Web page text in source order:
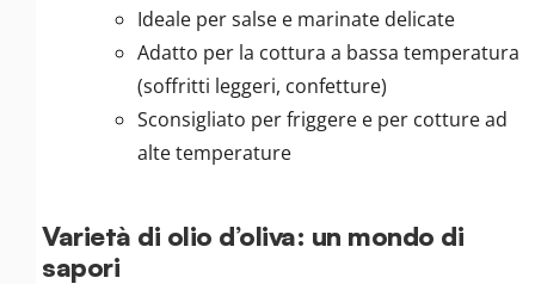
Ideale per salse e marinate delicate
Adatto per la cottura a bassa temperatura
(soffritti leggeri, confetture)
Sconsigliato per friggere e per cotture ad
alte temperature
Varietà di olio d’oliva: un mondo di
sapori